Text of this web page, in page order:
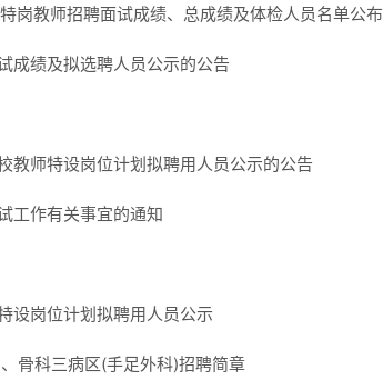
岗教师招聘面试成绩、总成绩及体检人员名单公布
成绩及拟选聘人员公示的公告
教师特设岗位计划拟聘用人员公示的公告
工作有关事宜的通知
设岗位计划拟聘用人员公示
骨科三病区(手足外科)招聘简章